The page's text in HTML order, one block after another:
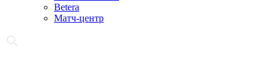
Betera
Матч-центр